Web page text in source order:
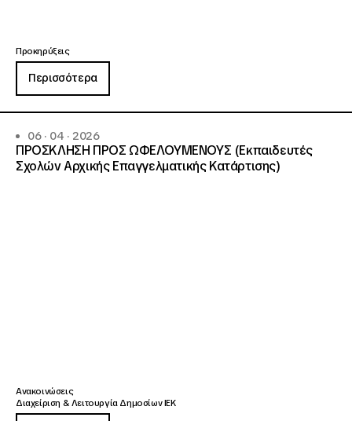
Προκηρύξεις
Περισσότερα
06 · 04 · 2026
ΠΡΟΣΚΛΗΣΗ ΠΡΟΣ ΩΦΕΛΟΥΜΕΝΟΥΣ (Εκπαιδευτές
Σχολών Αρχικής Επαγγελματικής Κατάρτισης)
Ανακοινώσεις
Διαχείριση & Λειτουργία Δημοσίων ΙΕΚ